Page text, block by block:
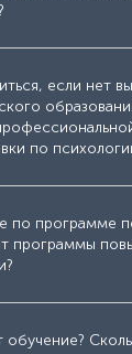
Узнать
Узнать
Узнать
если нет
по
по программе
программы
обучение?